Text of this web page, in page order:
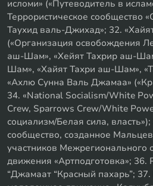
исломи» («Путеводитель в
Террористическое сообщество
Таухид валь-Джихад»; 32.
(«Организация освобождения
аш-Шам», «Хейят Тахрир аш-
Шам», «Хайят Тахри аш-Шам»,
«Ахлю Сунна Валь Джамаа»
34. «National Socialism/White
Crew, Sparrows Crew/White
социализм/Белая сила,
сообщество, созданное
участников Межрегионального
движения «Артподготовка»; 36.
“Джамаат “Красный пахарь”;